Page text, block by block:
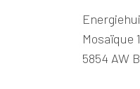
Mosaïque
5854 AW